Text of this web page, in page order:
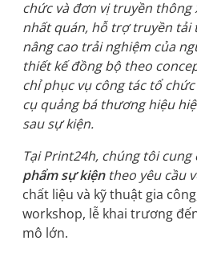
chức và đơn vị truyền thông
nhất quán, hỗ trợ truyền tải
nâng cao trải nghiệm của
thiết kế đồng bộ theo
chỉ phục vụ công tác tổ
cụ quảng bá thương hiệu
sau sự kiện.
Tại Print24h, chúng tôi cung
phẩm sự kiệntheo yêu cầu
chất liệu và kỹ thuật gia
workshop, lễ khai trương
mô lớn.